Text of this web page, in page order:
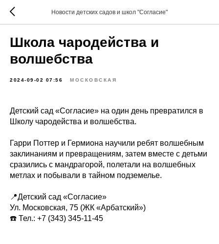
Новости детских садов и школ "Согласие"
Школа чародейства и
волшебства
2024-09-02 07:56 МОСКОВСКАЯ
Детский сад «Согласие» на один день превратился в
Школу чародейства и волшебства.
Гарри Поттер и Гермиона научили ребят волшебным
заклинаниям и превращениям, затем вместе с детьми
сразились с мандрагорой, полетали на волшебных
метлах и побывали в тайном подземелье.
📍Детский сад «Согласие»
Ул. Московская, 75 (ЖК «Арбатский»)
☎️ Тел.: +7 (343) 345-11-45